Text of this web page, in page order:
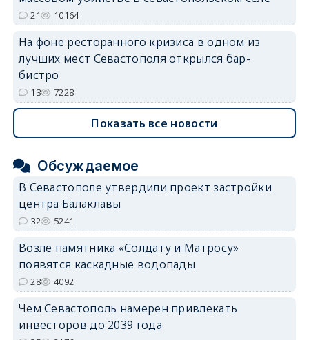
21 10164
На фоне ресторанного кризиса в одном из
лучших мест Севастополя открылся бар-
бистро
13 7228
Показать все новости
Обсуждаемое
В Севастополе утвердили проект застройки
центра Балаклавы
32 5241
Возле памятника «Солдату и Матросу»
появятся каскадные водопады
28 4092
Чем Севастополь намерен привлекать
инвесторов до 2039 года